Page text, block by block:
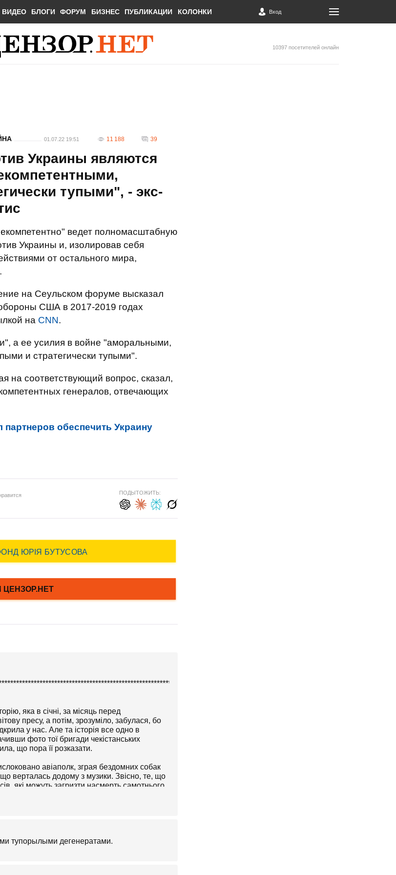
ВИДЕО БЛОГИ ФОРУМ БИЗНЕС ПУБЛИКАЦИИ КОЛОНКИ Вход
10397 посетителей онлайн
01.07.22 19:51 11 188 39
Украины являются
тупыми", - экс-
ведет полномасштабную
Украины и, изолировав себя
от остального мира,
на Сеульском форуме высказал
США в 2017-2019 годах
на CNN.
а ее усилия в войне "аморальными,
и стратегически тупыми".
на соответствующий вопрос, сказал,
генералов, отвечающих
партнеров обеспечить Украину
ПОДЫТОЖИТЬ:
яка в січні, за місяць перед
пресу, а потім, зрозуміло, забулася, бо
у нас. Але та історія все одно в
фото тої бригади чекістанських
що пора її розказати.
авіаполк, зграя бездомних собак
що верталась додому з музики. Звісно, те, що
які можуть загризти насмерть самотнього
до портрету країни, яка прийшла нас
- а її тато, майор Антон Канорський, про
мати льотчик, який "отработал по
б - не народжуватися на світ?..)
тупорылыми дегенератами.